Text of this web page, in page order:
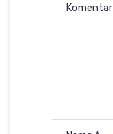
Komentar